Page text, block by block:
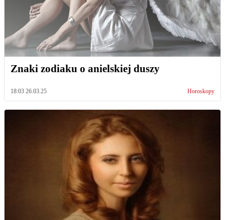
Znaki zodiaku o anielskiej duszy
18:03 26.03.25 Horoskopy